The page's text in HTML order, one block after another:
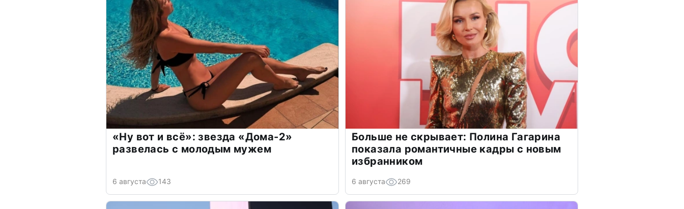
«Ну вот и всё»: звезда «Дома-2»
развелась с молодым мужем
6 августа 143
Больше не скрывает: Полина Гагарина
показала романтичные кадры с новым
избранником
6 августа 269